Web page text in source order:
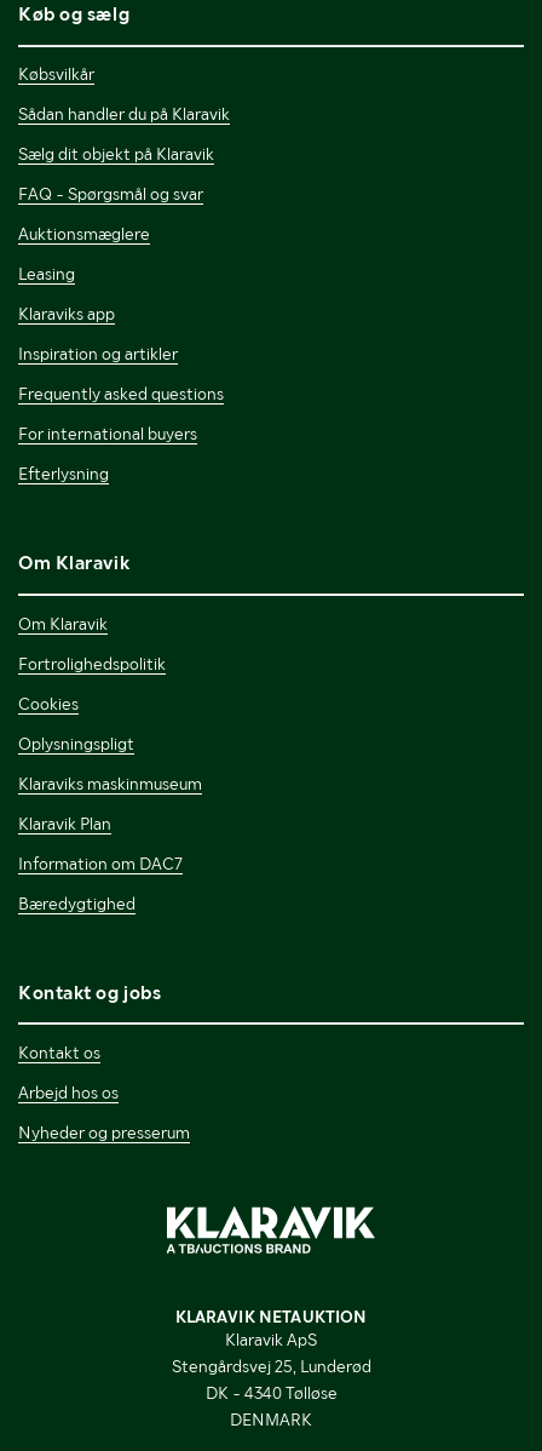
Køb og sælg
Købsvilkår
Sådan handler du på Klaravik
Sælg dit objekt på Klaravik
FAQ - Spørgsmål og svar
Auktionsmæglere
Leasing
Klaraviks app
Inspiration og artikler
Frequently asked questions
For international buyers
Efterlysning
Om Klaravik
Om Klaravik
Fortrolighedspolitik
Cookies
Oplysningspligt
Klaraviks maskinmuseum
Klaravik Plan
Information om DAC7
Bæredygtighed
Kontakt og jobs
Kontakt os
Arbejd hos os
Nyheder og presserum
KLARAVIK NETAUKTION
Klaravik ApS
Stengårdsvej 25, Lunderød
DK - 4340 Tølløse
DENMARK